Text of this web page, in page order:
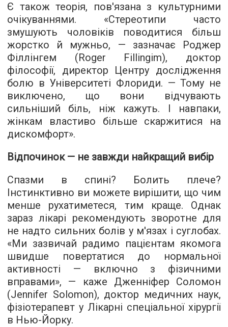
Є також теорія, пов'язана з культурними
очікуваннями. «Стереотипи часто
змушують чоловіків поводитися більш
жорстко й мужньо, — зазначає Роджер
Філлінгем (Roger Fillingim), доктор
філософії, директор Центру дослідження
болю в Університеті Флориди. — Тому не
виключено, що вони відчувають
сильніший біль, ніж кажуть. І навпаки,
жінкам властиво більше скаржитися на
дискомфорт».
Відпочинок — не завжди найкращий вибір
Спазми в спині? Болить плече?
Інстинктивно ви можете вирішити, що чим
менше рухатиметеся, тим краще. Однак
зараз лікарі рекомендують зворотне для
не надто сильних болів у м'язах і суглобах.
«Ми зазвичай радимо пацієнтам якомога
швидше повертатися до нормальної
активності — включно з фізичними
вправами», — каже Дженніфер Соломон
(Jennifer Solomon), доктор медичних наук,
фізіотерапевт у Лікарні спеціальної хірургії
в Нью-Йорку.